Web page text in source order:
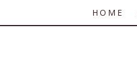
HOME